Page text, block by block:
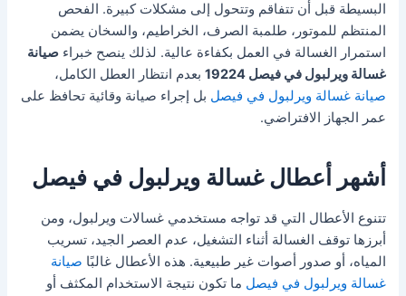
البسيطة قبل أن تتفاقم وتتحول إلى مشكلات كبيرة. الفحص
المنتظم للموتور، طلمبة الصرف، الخراطيم، والسخان يضمن
استمرار الغسالة في العمل بكفاءة عالية. لذلك ينصح خبراءصيانة
غسالة ويرلبول في فيصل 19224
بعدم انتظار العطل الكامل،
صيانة غسالة ويرلبول في فيصل بل إجراء صيانة وقائية تحافظ على
عمر الجهاز الافتراضي.
أشهر أعطال غسالة ويرلبول في فيصل
تتنوع الأعطال التي قد تواجه مستخدمي غسالات ويرلبول، ومن
أبرزها توقف الغسالة أثناء التشغيل، عدم العصر الجيد، تسريب
المياه، أو صدور أصوات غير طبيعية. هذه الأعطال غالبًا صيانة
غسالة ويرلبول في فيصل ما تكون نتيجة الاستخدام المكثف أو